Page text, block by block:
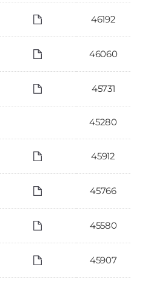
46192
46060
45731
45280
45912
45766
45580
45907